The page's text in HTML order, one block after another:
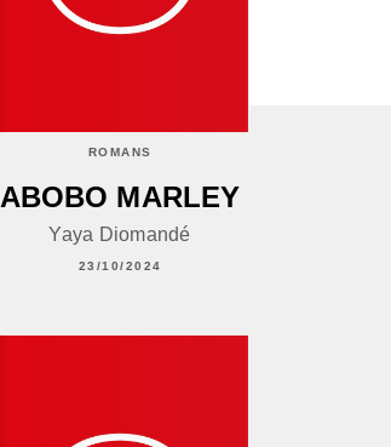
ROMANS
ABOBO MARLEY
Yaya Diomandé
23/10/2024